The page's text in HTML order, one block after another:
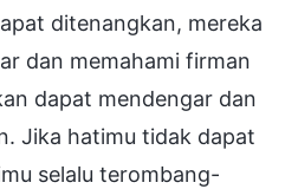
ditenangkan, mereka
dan memahami firman
dapat mendengar dan
Jika hatimu tidak dapat
selalu terombang-